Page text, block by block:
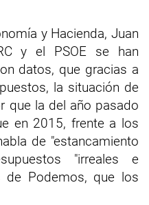
y Hacienda, Juan
y el PSOE se han
datos, que gracias a
la situación de
que la del año pasado
en 2015, frente a los
de "estancamiento
"irreales e
de Podemos, que los